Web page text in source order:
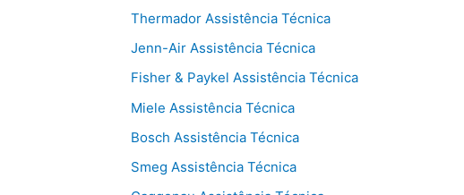
Thermador Assistência Técnica
Jenn-Air Assistência Técnica
Fisher & Paykel Assistência Técnica
Miele Assistência Técnica
Bosch Assistência Técnica
Smeg Assistência Técnica